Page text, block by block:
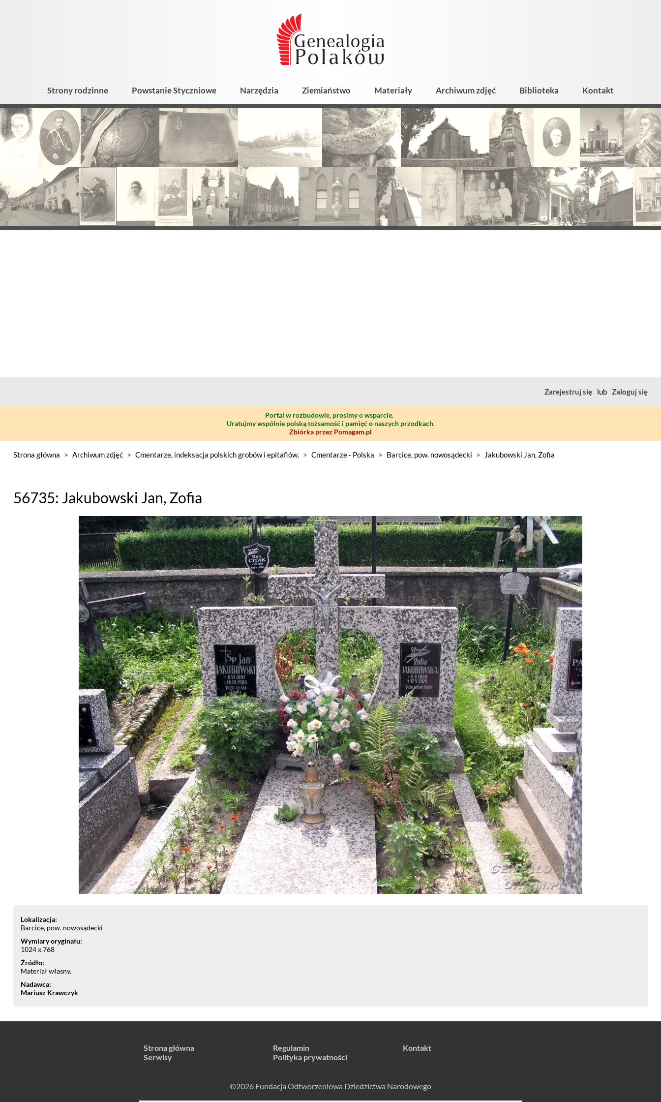
Strony rodzinne Powstanie Styczniowe Narzędzia Ziemiaństwo Materiały Archiwum zdjęć Biblioteka Kontakt
Zarejestruj się lub Zaloguj się
Portal w rozbudowie, prosimy o wsparcie.
Uratujmy wspólnie polską tożsamość i pamięć o naszych przodkach.
Zbiórka przez Pomagam.pl
Strona główna > Archiwum zdjęć > Cmentarze, indeksacja polskich grobów i epitafiów. > Cmentarze - Polska > Barcice, pow. nowosądecki > Jakubowski Jan, Zofia
56735: Jakubowski Jan, Zofia
Lokalizacja:
Barcice, pow. nowosądecki
Wymiary oryginału:
1024 x 768
Źródło:
Materiał własny.
Nadawca:
Mariusz Krawczyk
Strona główna
Serwisy
Regulamin
Polityka prywatności
Kontakt
©2026 Fundacja Odtworzeniowa Dziedzictwa Narodowego